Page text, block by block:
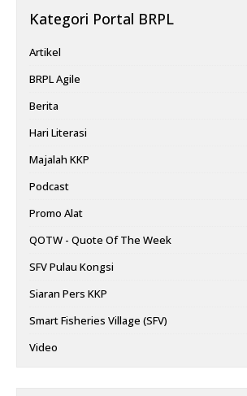
Kategori Portal BRPL
Artikel
BRPL Agile
Berita
Hari Literasi
Majalah KKP
Podcast
Promo Alat
QOTW - Quote Of The Week
SFV Pulau Kongsi
Siaran Pers KKP
Smart Fisheries Village (SFV)
Video